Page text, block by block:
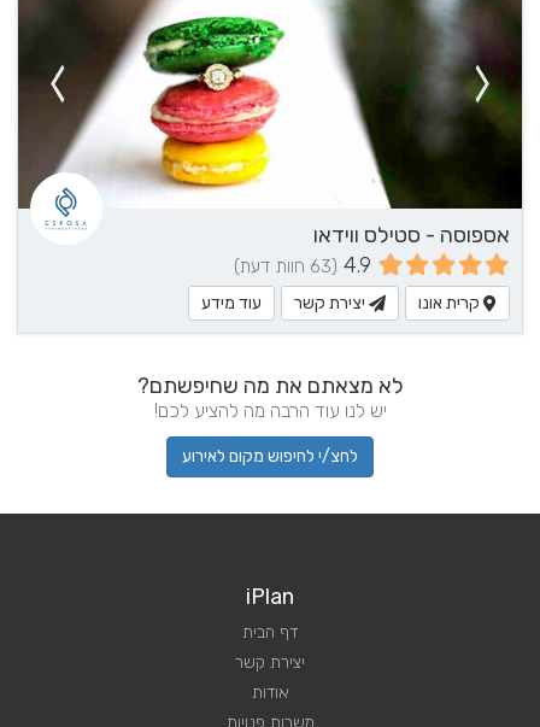
אספוסה - סטילס ווידאו
4.9 (63 חוות דעת)
קרית אונו יצירת קשר עוד מידע
לא מצאתם את מה שחיפשתם?
יש לנו עוד הרבה מה להציע לכם!
לחצ/י לחיפוש מקום לאירוע
iPlan
דף הבית
יצירת קשר
אודות
משרות פנויות